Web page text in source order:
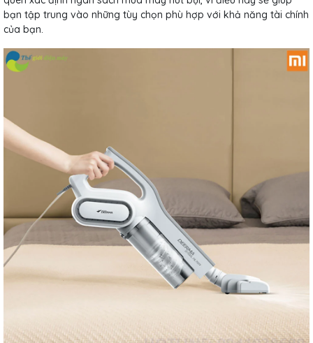
bạn tập trung vào những tùy chọn phù hợp với khả năng tài chính
của bạn.